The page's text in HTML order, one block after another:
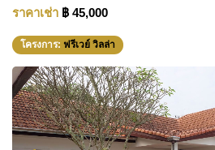
ราคาเช่า ฿ 45,000
โครงการ: ฟรีเวย์ วิลล่า